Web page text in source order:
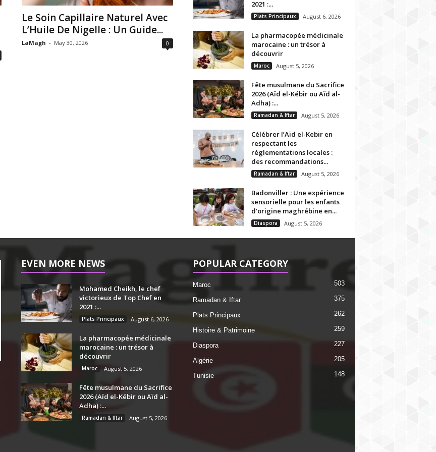
Le Soin Capillaire Naturel Avec
L’Huile De Nigelle : Un Guide...
LaMagh - May 30, 2026 0
2021 :...
Plats Principaux August 6, 2026
La pharmacopée médicinale
marocaine : un trésor à
découvrir
Maroc August 5, 2026
Fête musulmane du Sacrifice
2026 (Aïd el-Kébir ou Aïd al-
Adha) :...
Ramadan & Iftar August 5, 2026
Célébrer l’Aïd el-Kebir en
respectant les
réglementations locales :
des recommandations...
Ramadan & Iftar August 5, 2026
Badonviller : Une expérience
sensorielle pour les enfants
d’origine maghrébine en...
Diaspora August 5, 2026
EVEN MORE NEWS
Mohamed Cheikh, le chef
victorieux de Top Chef en
2021 :...
Plats Principaux August 6, 2026
La pharmacopée médicinale
marocaine : un trésor à
découvrir
Maroc August 5, 2026
Fête musulmane du Sacrifice
2026 (Aïd el-Kébir ou Aïd al-
Adha) :...
Ramadan & Iftar August 5, 2026
POPULAR CATEGORY
Maroc 503
Ramadan & Iftar 375
Plats Principaux 262
Histoire & Patrimoine 259
Diaspora 227
Algérie 205
Tunisie 148